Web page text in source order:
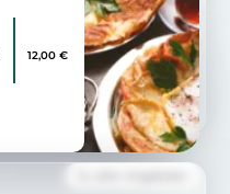
12,00 €